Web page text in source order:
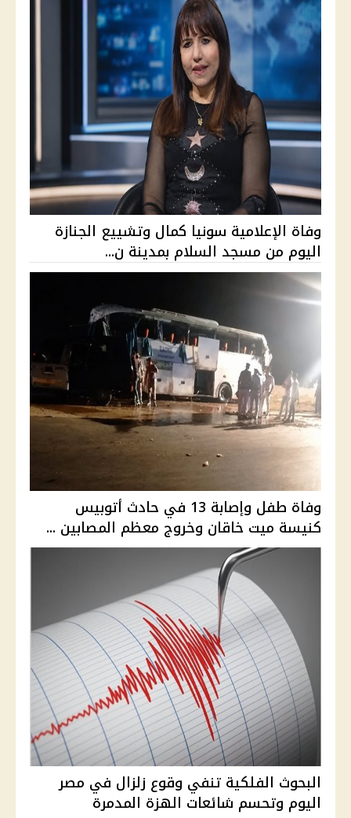
وفاة الإعلامية سونيا كمال وتشييع الجنازة
اليوم من مسجد السلام بمدينة ن...
وفاة طفل وإصابة 13 في حادث أتوبيس
كنيسة ميت خاقان وخروج معظم المصابين ...
البحوث الفلكية تنفي وقوع زلزال في مصر
اليوم وتحسم شائعات الهزة المدمرة